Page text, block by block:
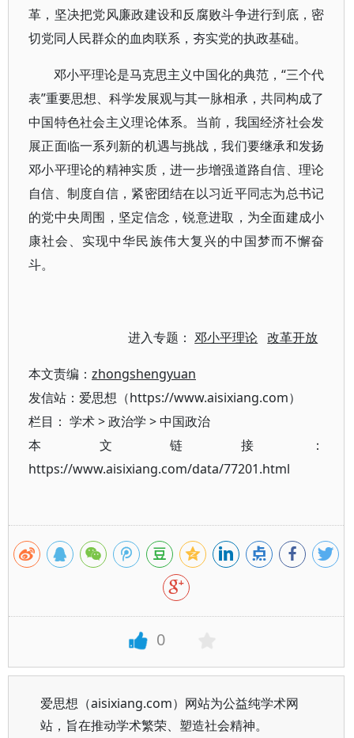
革，坚决把党风廉政建设和反腐败斗争进行到底，密
切党同人民群众的血肉联系，夯实党的执政基础。
邓小平理论是马克思主义中国化的典范，“三个代
表”重要思想、科学发展观与其一脉相承，共同构成了
中国特色社会主义理论体系。当前，我国经济社会发
展正面临一系列新的机遇与挑战，我们要继承和发扬
邓小平理论的精神实质，进一步增强道路自信、理论
自信、制度自信，紧密团结在以习近平同志为总书记
的党中央周围，坚定信念，锐意进取，为全面建成小
康社会、实现中华民族伟大复兴的中国梦而不懈奋
斗。
进入专题：邓小平理论 改革开放
本文责编： zhongshengyuan
发信站：爱思想（https://www.aisixiang.com）
栏目： 学术>政治学 >中国政治
本文链接：
https://www.aisixiang.com/data/77201.html
0
爱思想（aisixiang.com）网站为公益纯学术网
站，旨在推动学术繁荣、塑造社会精神。